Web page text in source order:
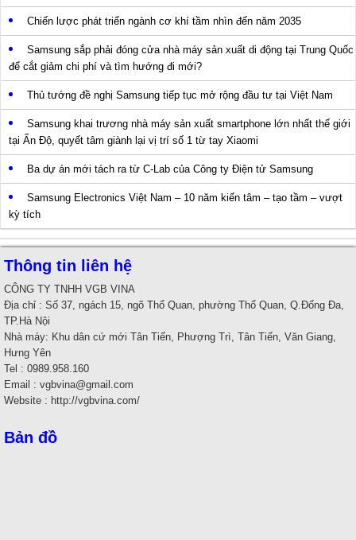
Chiến lược phát triển ngành cơ khí tầm nhìn đến năm 2035
Samsung sắp phải đóng cửa nhà máy sản xuất di động tại Trung Quốc
để cắt giảm chi phí và tìm hướng đi mới?
Thủ tướng đề nghị Samsung tiếp tục mở rộng đầu tư tại Việt Nam
Samsung khai trương nhà máy sản xuất smartphone lớn nhất thế giới
tại Ấn Độ, quyết tâm giành lại vị trí số 1 từ tay Xiaomi
Ba dự án mới tách ra từ C-Lab của Công ty Điện tử Samsung
Samsung Electronics Việt Nam – 10 năm kiến tâm – tạo tầm – vượt
kỳ tích
Thông tin liên hệ
CÔNG TY TNHH VGB VINA
Địa chỉ : Số 37, ngách 15, ngõ Thổ Quan, phường Thổ Quan, Q.Đống Đa,
TP.Hà Nội
Nhà máy: Khu dân cứ mới Tân Tiến, Phượng Trì, Tân Tiến, Văn Giang,
Hưng Yên
Tel : 0989.958.160
Email : vgbvina@gmail.com
Website : http://vgbvina.com/
Bản đồ